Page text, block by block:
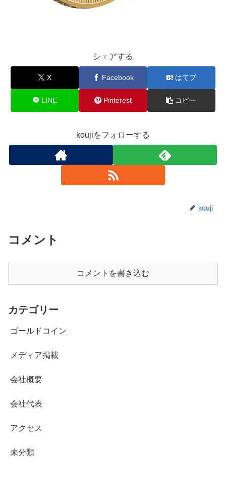
シェアする
X Facebook はてブ
LINE Pinterest コピー
koujiをフォローする
kouji
コメント
コメントを書き込む
カテゴリー
ゴールドコイン
メディア掲載
会社概要
会社代表
アクセス
未分類